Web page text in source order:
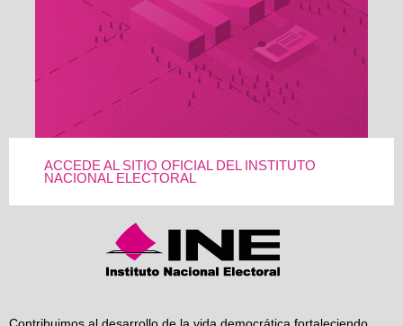
ACCEDE AL SITIO OFICIAL DEL INSTITUTO
NACIONAL ELECTORAL